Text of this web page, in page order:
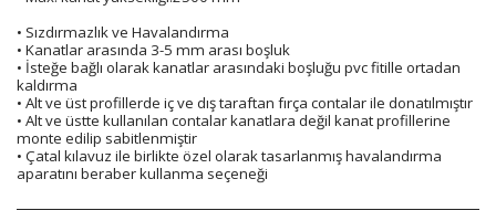
• Sızdırmazlık ve Havalandırma
• Kanatlar arasında 3-5 mm arası boşluk
• İsteğe bağlı olarak kanatlar arasındaki boşluğu pvc fitille ortadan
kaldırma
• Alt ve üst profillerde iç ve dış taraftan fırça contalar ile donatılmıştır
• Alt ve üstte kullanılan contalar kanatlara değil kanat profillerine
monte edilip sabitlenmiştir
• Çatal kılavuz ile birlikte özel olarak tasarlanmış havalandırma
aparatını beraber kullanma seçeneği